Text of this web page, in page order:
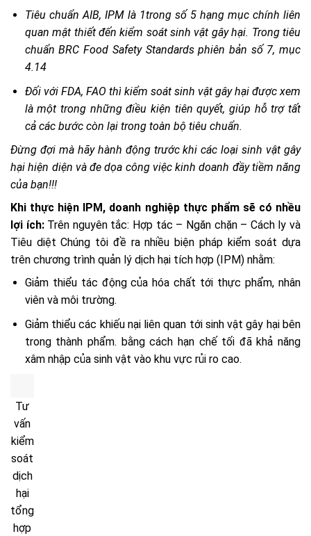
Tiêu chuẩn AIB, IPM là 1trong số 5 hạng mục chính liên
quan mật thiết đến kiểm soát sinh vật gây hại. Trong tiêu
chuẩn BRC Food Safety Standards phiên bản số 7, mục
4.14
Đối với FDA, FAO thì kiểm soát sinh vật gây hại được xem
là một trong những điều kiện tiên quyết, giúp hỗ trợ tất
cả các bước còn lại trong toàn bộ tiêu chuẩn.
Đừng đợi mà hãy hành động trước khi các loại sinh vật gây
hại hiện diện và đe dọa công việc kinh doanh đầy tiềm năng
của bạn!!!
Khi thực hiện IPM, doanh nghiệp thực phẩm sẽ có nhều
lợi ích:Trên nguyên tắc: Hợp tác – Ngăn chặn – Cách ly và
Tiêu diệt Chúng tôi đề ra nhiều biện pháp kiểm soát dựa
trên chương trình quản lý dịch hại tích hợp (IPM) nhằm:
Giảm thiểu tác động của hóa chất tới thực phẩm, nhân
viên và môi trường.
Giảm thiểu các khiếu nại liên quan tới sinh vật gây hại bên
trong thành phẩm. bằng cách hạn chế tối đã khả năng
xâm nhập của sinh vật vào khu vực rủi ro cao.
Tư
vấn
kiểm
soát
dịch
hại
tổng
hợp